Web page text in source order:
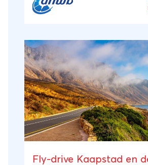
Fly-drive Kaapstad en